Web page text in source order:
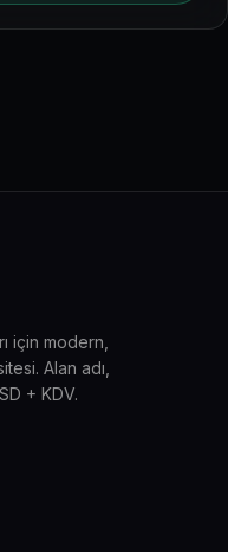
için modern,
Alan adı,
+ KDV.